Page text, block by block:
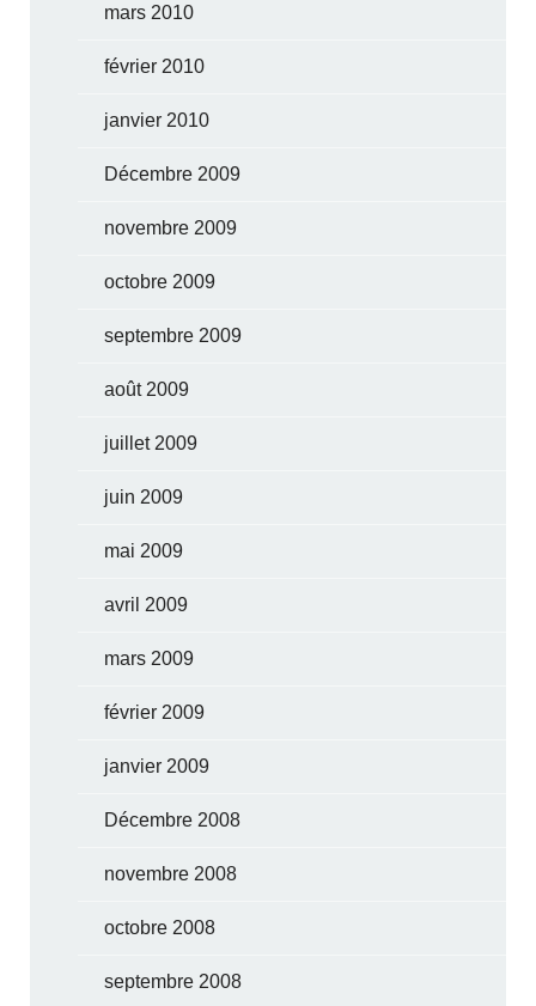
mars 2010
février 2010
janvier 2010
Décembre 2009
novembre 2009
octobre 2009
septembre 2009
août 2009
juillet 2009
juin 2009
mai 2009
avril 2009
mars 2009
février 2009
janvier 2009
Décembre 2008
novembre 2008
octobre 2008
septembre 2008